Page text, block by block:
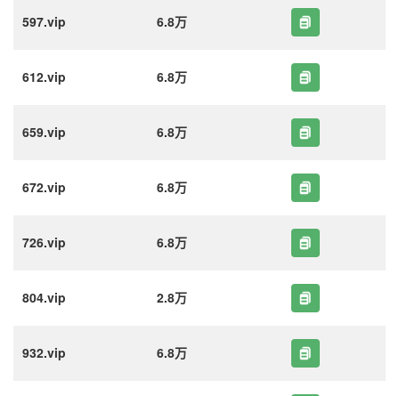
597.vip 6.8万
612.vip 6.8万
659.vip 6.8万
672.vip 6.8万
726.vip 6.8万
804.vip 2.8万
932.vip 6.8万